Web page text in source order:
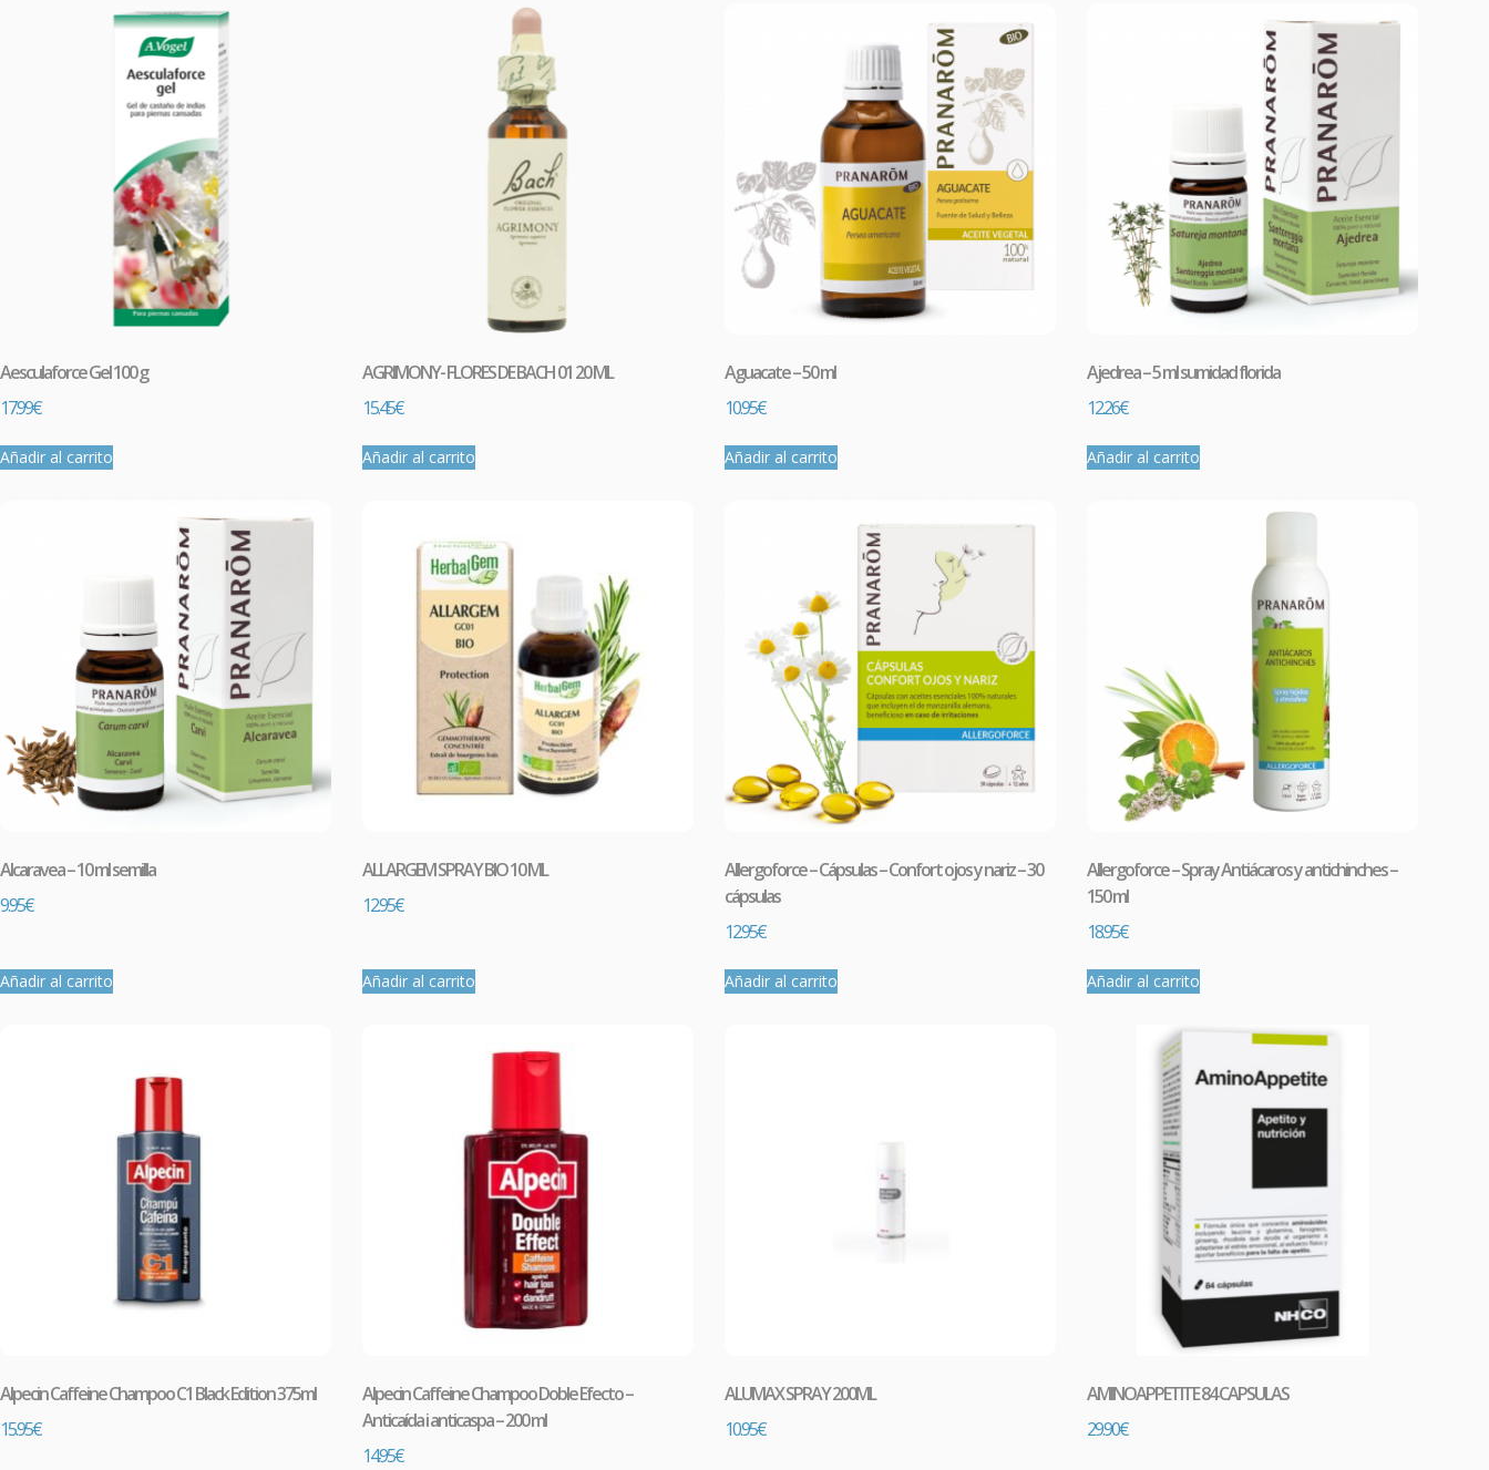
Aesculaforce Gel 100 g
17.99€
Añadir al carrito
AGRIMONY- FLORES DE BACH 01 20 ML
15.45€
Añadir al carrito
Aguacate – 50 ml
10.95€
Añadir al carrito
Ajedrea – 5 ml sumidad florida
12.26€
Añadir al carrito
Alcaravea – 10 ml semilla
9.95€
Añadir al carrito
ALLARGEM SPRAY BIO 10 ML
12.95€
Añadir al carrito
Allergoforce – Cápsulas – Confort ojos y nariz – 30
cápsulas
12.95€
Añadir al carrito
Allergoforce – Spray Antiácaros y antichinches –
150 ml
18.95€
Añadir al carrito
Alpecin Caffeine Champoo C1 Black Edition 375ml
15.95€
Alpecin Caffeine Champoo Doble Efecto –
Anticaída i anticaspa – 200 ml
14.95€
ALUMAX SPRAY 200ML
10.95€
AMINOAPPETITE 84 CAPSULAS
29.90€
Promo
PROTOCOLO LIPEDEMA
EnFarmacia Galdeanohemos creado este protocolo para mejorar los
síntomas asociados al lipedema, mejorando la circulación, retorno venoso
y linfático, así como la gestión de las grasas y el dolor.